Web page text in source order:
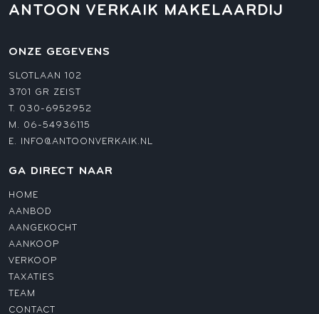
ANTOON VERKAIK MAKELAARDIJ
ONZE GEGEVENS
SLOTLAAN 102
3701 GR ZEIST
T. 030-6952952
M. 06-54936115
E.
INFO@ANTOONVERKAIK.NL
GA DIRECT NAAR
HOME
AANBOD
AANGEKOCHT
AANKOOP
VERKOOP
TAXATIES
TEAM
CONTACT